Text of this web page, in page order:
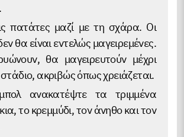
πατάτες μαζί με τη σχάρα. Οι
θα είναι εντελώς μαγειρεμένες.
θα μαγειρευτούν μέχρι
στάδιο, ακριβώς όπως χρειάζεται.
ανακατέψτε τα τριμμένα
το κρεμμύδι, τον άνηθο και τον